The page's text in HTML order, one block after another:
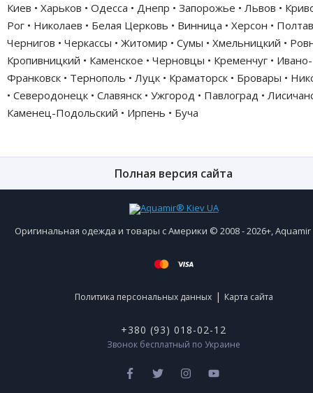
Киев • Харьков • Одесса • Днепр • Запорожье • Львов •
Рог • Николаев • Белая Церковь • Винница • Херсон •
Чернигов • Черкассы • Житомир • Сумы • Хмельницкий •
Кропивницкий • Каменское • Черновцы • Кременчуг • Ивано-
Франковск • Тернополь • Луцк • Краматорск • Бровары •
• Северодонецк • Славянск • Ужгород • Павлоград •
Каменец-Подольский • Ирпень • Буча
Полная версия сайта
Оригинальная одежда и товары с Америки © 2008 - 2026+,
Политика персональных данных | Карта сайта
+380 (93) 018-02-12
Звонок бесплатный по Украине